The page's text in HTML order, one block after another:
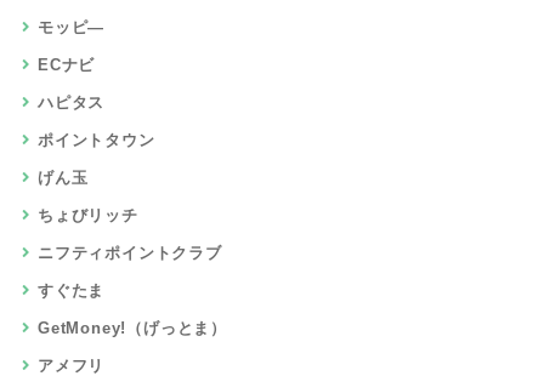
モッピ―
ECナビ
ハピタス
ポイントタウン
げん玉
ちょびリッチ
ニフティポイントクラブ
すぐたま
GetMoney!（げっとま）
アメフリ